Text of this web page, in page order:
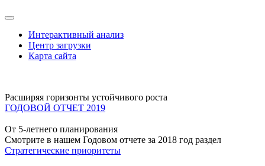
Интерактивный анализ
Центр загрузки
Карта сайта
Расширяя горизонты устойчивого роста
ГОДОВОЙ ОТЧЕТ 2019
От 5-летнего планирования
Смотрите в нашем Годовом отчете за 2018 год раздел
Стратегические приоритеты